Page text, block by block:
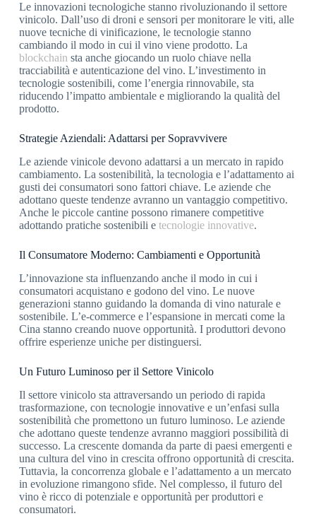
Le innovazioni tecnologiche stanno rivoluzionando il settore
vinicolo. Dall’uso di droni e sensori per monitorare le viti, alle
nuove tecniche di vinificazione, le tecnologie stanno
cambiando il modo in cui il vino viene prodotto. La
blockchain sta anche giocando un ruolo chiave nella
tracciabilità e autenticazione del vino. L’investimento in
tecnologie sostenibili, come l’energia rinnovabile, sta
riducendo l’impatto ambientale e migliorando la qualità del
prodotto.
Strategie Aziendali: Adattarsi per Sopravvivere
Le aziende vinicole devono adattarsi a un mercato in rapido
cambiamento. La sostenibilità, la tecnologia e l’adattamento ai
gusti dei consumatori sono fattori chiave. Le aziende che
adottano queste tendenze avranno un vantaggio competitivo.
Anche le piccole cantine possono rimanere competitive
adottando pratiche sostenibili e tecnologie innovative.
Il Consumatore Moderno: Cambiamenti e Opportunità
L’innovazione sta influenzando anche il modo in cui i
consumatori acquistano e godono del vino. Le nuove
generazioni stanno guidando la domanda di vino naturale e
sostenibile. L’e-commerce e l’espansione in mercati come la
Cina stanno creando nuove opportunità. I produttori devono
offrire esperienze uniche per distinguersi.
Un Futuro Luminoso per il Settore Vinicolo
Il settore vinicolo sta attraversando un periodo di rapida
trasformazione, con tecnologie innovative e un’enfasi sulla
sostenibilità che promettono un futuro luminoso. Le aziende
che adottano queste tendenze avranno maggiori possibilità di
successo. La crescente domanda da parte di paesi emergenti e
una cultura del vino in crescita offrono opportunità di crescita.
Tuttavia, la concorrenza globale e l’adattamento a un mercato
in evoluzione rimangono sfide. Nel complesso, il futuro del
vino è ricco di potenziale e opportunità per produttori e
consumatori.